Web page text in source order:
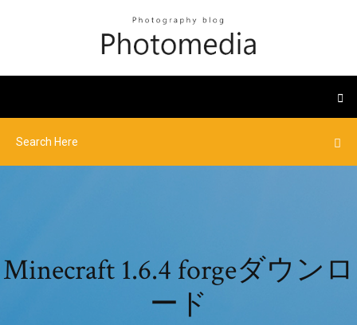
Minecraft 1.6.4 forgeダウンロ
ード